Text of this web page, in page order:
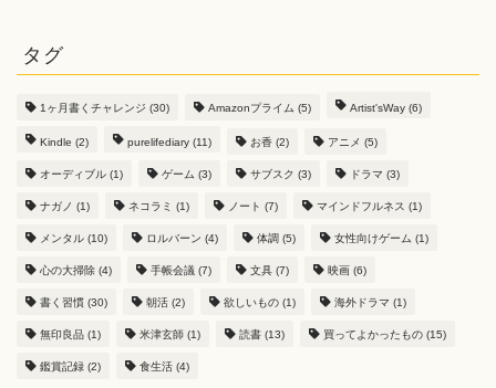
タグ
1ヶ月書くチャレンジ (30) Amazonプライム (5) Artist'sWay (6)
Kindle (2) purelifediary (11) お香 (2) アニメ (5)
オーディブル (1) ゲーム (3) サブスク (3) ドラマ (3)
ナガノ (1) ネコラミ (1) ノート (7) マインドフルネス (1)
メンタル (10) ロルバーン (4) 体調 (5) 女性向けゲーム (1)
心の大掃除 (4) 手帳会議 (7) 文具 (7) 映画 (6)
書く習慣 (30) 朝活 (2) 欲しいもの (1) 海外ドラマ (1)
無印良品 (1) 米津玄師 (1) 読書 (13) 買ってよかったもの (15)
鑑賞記録 (2) 食生活 (4)